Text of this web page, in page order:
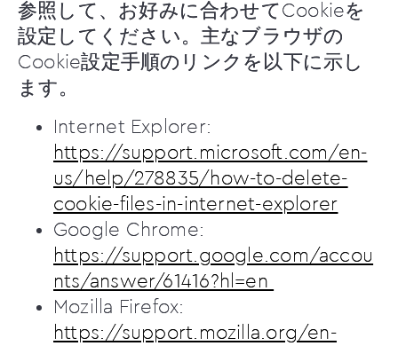
参照して、お好みに合わせてCookieを
設定してください。主なブラウザの
Cookie設定手順のリンクを以下に示し
ます。
Internet Explorer:
https://support.microsoft.com/en-
us/help/278835/how-to-delete-
cookie-files-in-internet-explorer
Google Chrome:
https://support.google.com/accou
nts/answer/61416?hl=en
Mozilla Firefox:
https://support.mozilla.org/en-